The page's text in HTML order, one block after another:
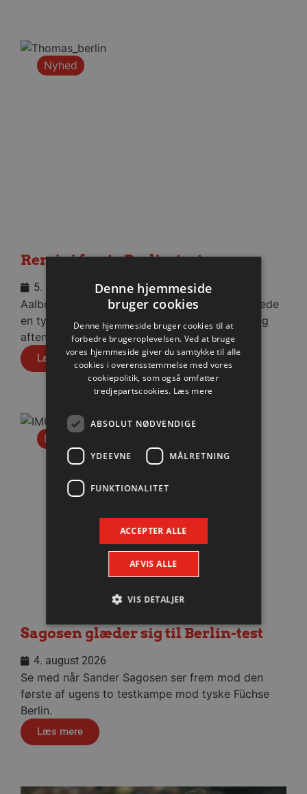
Nyhed
Remis i første Berlin-test
5. august 2026
Aalborg Håndbold viste god moral og indhentede
en tysk pauseføring på fire mål, da man onsdag
aften spillede 36-36 mod Füchse Berlin.
Læs mere
Nyhed
Sagosen glæder sig til Berlin-test
4. august 2026
Se med når Sander Sagosen ser frem mod den
første af ugens to testkampe mod tyske Füchse
Berlin.
Læs mere
Denne hjemmeside
bruger cookies
Denne hjemmeside bruger cookies til at
forbedre brugeroplevelsen. Ved at bruge
vores hjemmeside giver du samtykke til alle
cookies i overensstemmelse med vores
cookiepolitik, som også omfatter
tredjepartscookies. Læs mere
ABSOLUT NØDVENDIGE
YDEEVNE MÅLRETNING
FUNKTIONALITET
ACCEPTER ALLE
AFVIS ALLE
VIS DETALJER
Målretning
Funktionalitet
Absolut nødvendige cookies muliggør
såsom brugerlogin og kontoadministration.
Hjemmesiden kan ikke bruges korrekt uden de
absolut nødvendige cookies.